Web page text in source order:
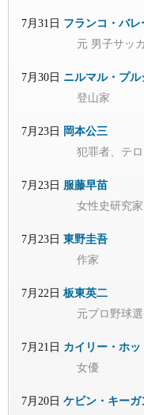
7月31日 フランコ・バレ
元 男子サッ
7月30日 ニルマル・プル
登山家
7月23日 岡本公三
犯罪者、テ
7月23日 服藤早苗
女性史研究家
7月23日 東野圭吾
作家
7月22日 板東英二
元プロ野球
7月21日 カイリー・ホッ
女優
7月20日 ケビン・キーガ